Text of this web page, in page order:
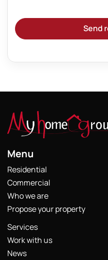
Send
Menu
Residential
Commercial
Who we are
Propose your property
Services
Work with us
News